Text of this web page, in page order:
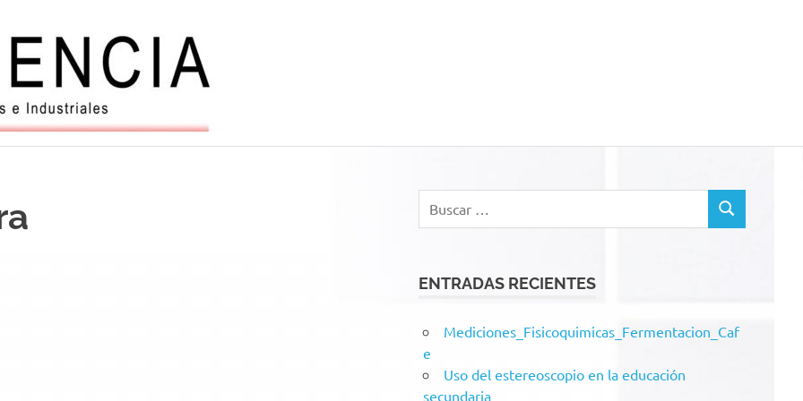
automatizacion
BUSCAR
ENTRADAS RECIENTES
Mediciones_Fisicoquimicas_Fermentacion_Caf
e
Uso del estereoscopio en la educación
secundaria